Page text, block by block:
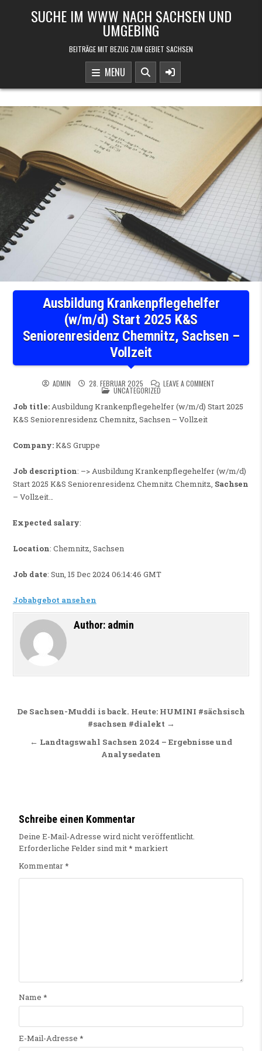
SUCHE IM WWW NACH SACHSEN UND
UMGEBING
BEITRÄGE MIT BEZUG ZUM GEBIET SACHSEN
MENU
Ausbildung Krankenpflegehelfer
(w/m/d) Start 2025 K&S
Seniorenresidenz Chemnitz, Sachsen –
Vollzeit
ADMIN 28. FEBRUAR 2025 LEAVE A COMMENTON
POSTED IN
UNCATEGORIZED
Job title:Ausbildung Krankenpflegehelfer (w/m/d) Start 2025
K&S Seniorenresidenz Chemnitz, Sachsen – Vollzeit
Company:K&S Gruppe
Job description: –> Ausbildung Krankenpflegehelfer (w/m/d)
Start 2025 K&S Seniorenresidenz Chemnitz Chemnitz, Sachsen
– Vollzeit…
Expected salary:
Location: Chemnitz, Sachsen
Job date: Sun, 15 Dec 2024 06:14:46 GMT
Jobabgebot ansehen
Author: admin
Beitragsnavigation
De Sachsen-Muddi is back. Heute: HUMINI #sächsisch
#sachsen #dialekt →
← Landtagswahl Sachsen 2024 – Ergebnisse und
Analysedaten
Schreibe einen Kommentar
Deine E-Mail-Adresse wird nicht veröffentlicht.
Erforderliche Felder sind mit* markiert
Kommentar*
Name *
E-Mail-Adresse *